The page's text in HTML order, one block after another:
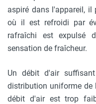
aspiré dans l'appareil, il
où il est refroidi par
rafraîchi est expulsé
sensation de fraîcheur.
Un débit d'air
distribution uniforme de
débit d'air est trop